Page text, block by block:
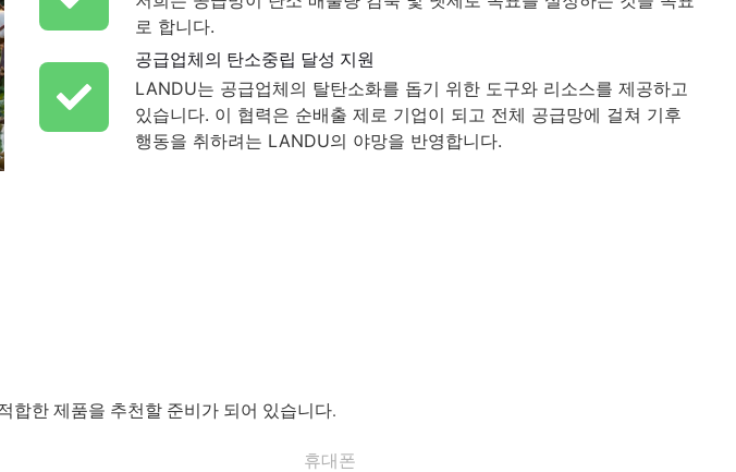
로 합니다.
공급업체의 탄소중립 달성 지원
LANDU는 공급업체의 탈탄소화를 돕기 위한 도구와 리소스를 제공하고
있습니다. 이 협력은 순배출 제로 기업이 되고 전체 공급망에 걸쳐 기후
행동을 취하려는 LANDU의 야망을 반영합니다.
합한 제품을 추천할 준비가 되어 있습니다.